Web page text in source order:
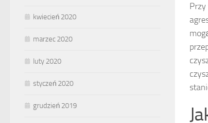
kwiecień 2020
marzec 2020
luty 2020
styczeń 2020
grudzień 2019